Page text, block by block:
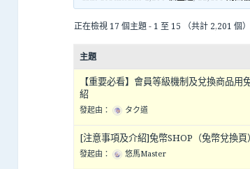
正在檢視 17 個主題 - 1 至 15 （共計 2,201 個）
主題
【重要必看】會員等級機制及兌換商品用
紹
發起由： タク道
[注意事項及介紹]兔幣SHOP（兔幣兌換
發起由： 悠馬Master